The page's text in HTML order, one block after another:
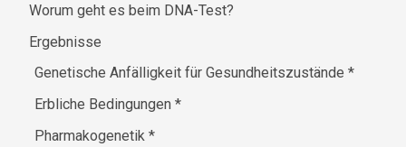
Worum geht es beim DNA-Test?
Ergebnisse
Genetische Anfälligkeit für Gesundheitszustände*
Erbliche Bedingungen*
Pharmakogenetik*